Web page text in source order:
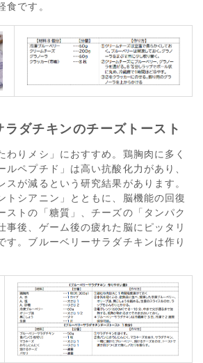
食です。
ダチキンのチーズトースト
わりメシ」におすすめ。鶏胸肉に多く
ルペプチド」は高い抗酸化力があり、
スが減るという研究結果があります。
トシアニン」とともに、脳機能の回復
ストの「糖質」、チーズの「タンパク
事後、ゲーム後の疲れた脳にピッタリ
す。ブルーベリーサラダチキンは作り